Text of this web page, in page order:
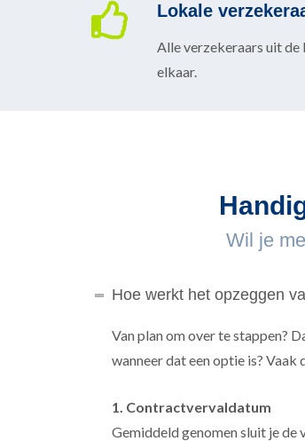
Lokale
Alle verzekeraars uit de
elkaar.
Wil je
Hoe werkt het opzeggen
Van plan om over te stappen?
wanneer dat een optie is? Vaak
1. Contractvervaldatum
Gemiddeld genomen sluit je de